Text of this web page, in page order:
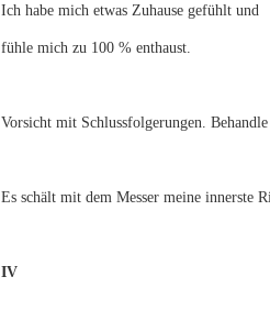
Ich habe mich etwas Zuhause gefühlt und
fühle mich zu 100 % enthaust.
Vorsicht mit Schlussfolgerungen.
Es schält mit dem Messer meine innerste
IV